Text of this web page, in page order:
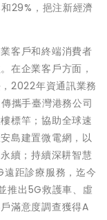
29%，挹注新經濟
客戶和終端消費者
在企業客戶方面，
2022年資通訊業務
攜手臺灣港務公司
標竿；協助全球速
島建置微電網，以
續；持續深耕智慧
距診療服務，迄今
推出5G救護車、虛
滿意度調查獲得A